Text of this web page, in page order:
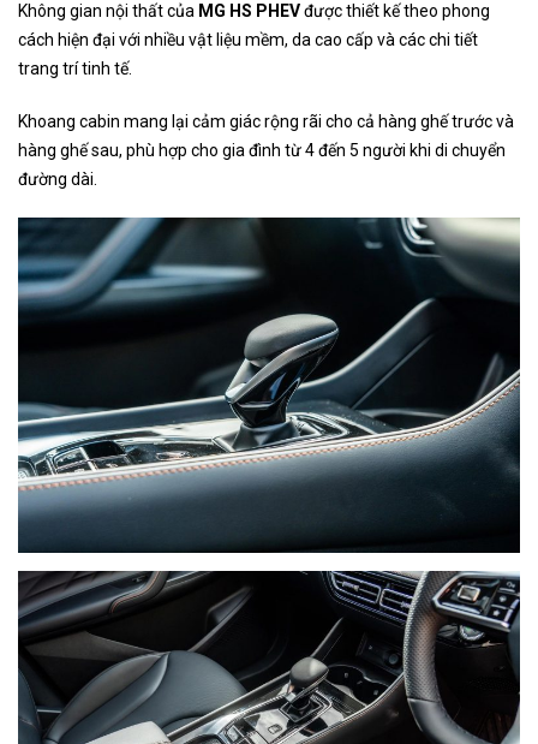
Không gian nội thất của MG HS PHEVđược thiết kế theo phong
cách hiện đại với nhiều vật liệu mềm, da cao cấp và các chi tiết
trang trí tinh tế.
Khoang cabin mang lại cảm giác rộng rãi cho cả hàng ghế trước và
hàng ghế sau, phù hợp cho gia đình từ 4 đến 5 người khi di chuyển
đường dài.